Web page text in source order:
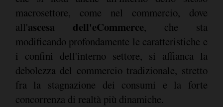
macrosettore, come nel commercio, dove
all'ascesa dell'eCommerce, che sta
modificando profondamente le caratteristiche e
i confini dell'interno settore, si affianca la
debolezza del commercio tradizionale, stretto
fra la stagnazione dei consumi e la forte
concorrenza di realtà più dinamiche.